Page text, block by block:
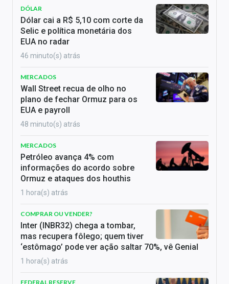
DÓLAR
Dólar cai a R$ 5,10 com corte da
Selic e política monetária dos
EUA no radar
46 minuto(s) atrás
MERCADOS
Wall Street recua de olho no
plano de fechar Ormuz para os
EUA e payroll
48 minuto(s) atrás
MERCADOS
Petróleo avança 4% com
informações do acordo sobre
Ormuz e ataques dos houthis
1 hora(s) atrás
COMPRAR OU VENDER?
Inter (INBR32) chega a tombar,
mas recupera fôlego; quem tiver
‘estômago’ pode ver ação saltar 70%, vê Genial
1 hora(s) atrás
FEDERAL RESERVE